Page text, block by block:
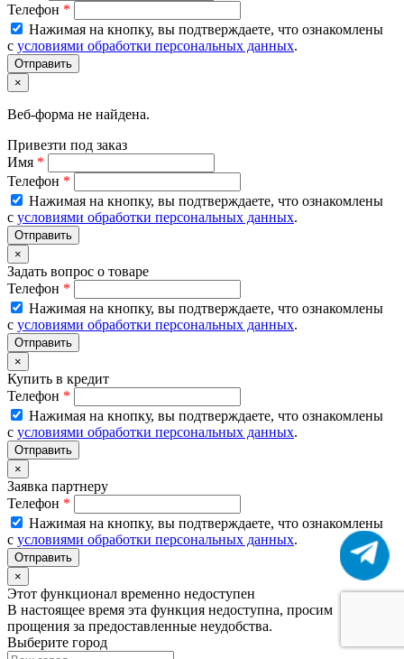
Телефон *
Нажимая на кнопку, вы подтверждаете, что ознакомлены
с условиями обработки персональных данных.
×
Веб-форма не найдена.
Привезти под заказ
Имя *
Телефон *
Нажимая на кнопку, вы подтверждаете, что ознакомлены
с условиями обработки персональных данных.
×
Задать вопрос о товаре
Телефон *
Нажимая на кнопку, вы подтверждаете, что ознакомлены
с условиями обработки персональных данных.
×
Купить в кредит
Телефон *
Нажимая на кнопку, вы подтверждаете, что ознакомлены
с условиями обработки персональных данных.
×
Заявка партнеру
Телефон *
Нажимая на кнопку, вы подтверждаете, что ознакомлены
с условиями обработки персональных данных.
×
Этот функционал временно недоступен
В настоящее время эта функция недоступна, просим
прощения за предоставленные неудобства.
Выберите город